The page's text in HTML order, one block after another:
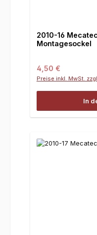
2010-16
Montagesockel
Regulärer Preis:
4,50 €
Preise inkl. MwSt.
In